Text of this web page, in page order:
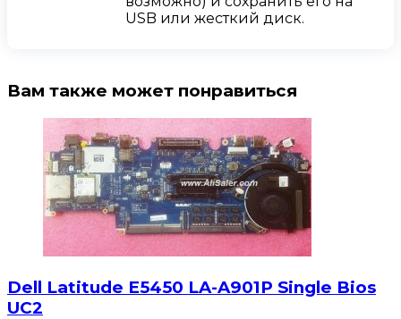
USB или жесткий диск.
Вам также может понравиться
Dell Latitude E5450 LA-A901P Single Bios
UC2